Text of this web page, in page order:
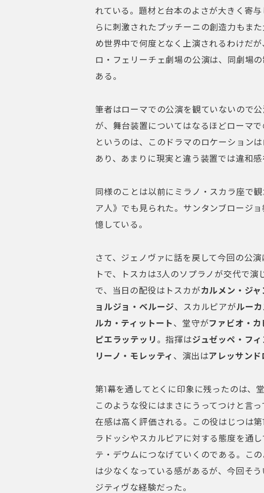
れている。題材と台本のよさが大きく寄
らに刺激されたプッチーニの創造力もま
め世界中で何度となく上演されるわけだ
ロ・フェリーチェ劇場の公演は、同劇場
ある。
筆者はローマでの公演を観ていないので
が、舞台装置についてはなるほどローマ
というのは、このドラマのロケーション
あり、あまりに現実と違う装置では違和感
同様のことは以前にミラノ・スカラ座で
ア人》でも見られた。サンタンブロージ
憶している。
さて、ジェノヴァに話を戻して今回の公
トで、トスカは3人のソプラノが交代で
で、当日の配役はトスカがカルメン・ジ
ョルジョ・ベルージ、スカルピアがルー
ルカ・ティットート 、堂守がファビオ・カ
ピエラッテッリ 。指揮はジュゼッペ・フィ
リーノ・モレッティ 、演出はアレッサンド
第1幕を通してとくに印象に残ったのは、
このような役にはまさにうってつけと言
在感は高く評価される。この役はじつは
ラドッシやスカルピアに対する態度を通
テ・デウムにつなげていくのである。こ
は少なくなっている感があるが、今回そ
ジティヴな経験だった。